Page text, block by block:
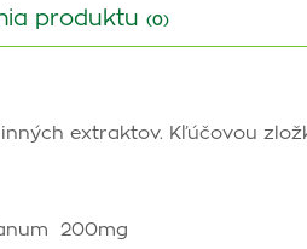
produktu (0)
extraktov. Kľúčovou
200mg